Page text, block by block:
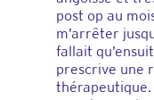
post op au
m’arrêter
fallait
prescrive une
thérapeutique.